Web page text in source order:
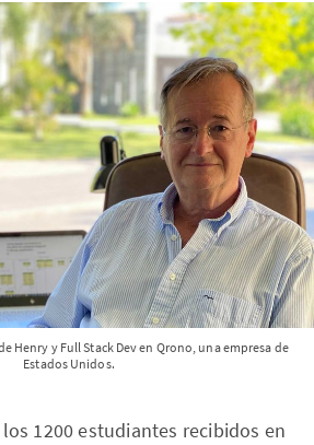
Henry y Full Stack Dev en Qrono, una empresa de
Estados Unidos.
1200 estudiantes recibidos en